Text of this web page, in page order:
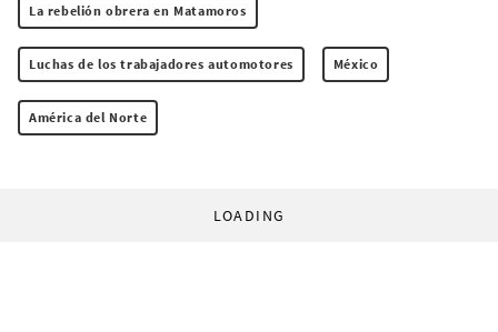
La rebelión obrera en Matamoros
Luchas de los trabajadores automotores México
América del Norte
LOADING